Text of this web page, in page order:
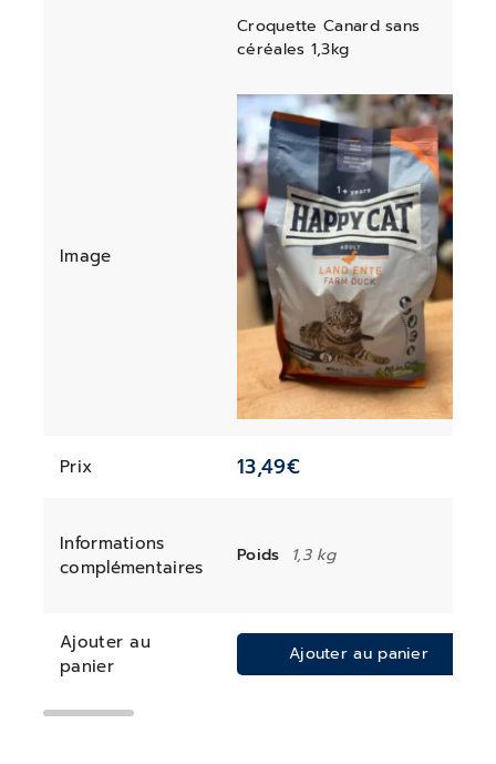
Croquette Canard sans
céréales 1,3kg
Image
Prix 13,49€
Informations
complémentaires
Poids 1,3 kg
Ajouter au
panier
Ajouter au panier